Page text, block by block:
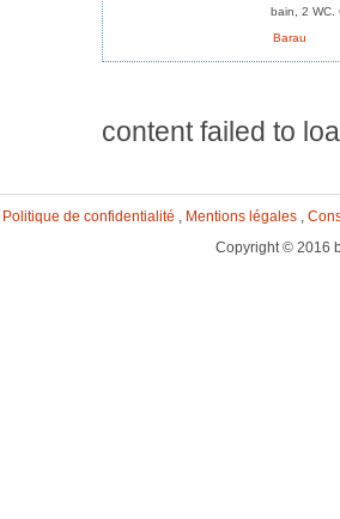
bain, 2 WC.
Barau
content failed to
Politique de confidentialité , Mentions légales,
Copyright © 2016